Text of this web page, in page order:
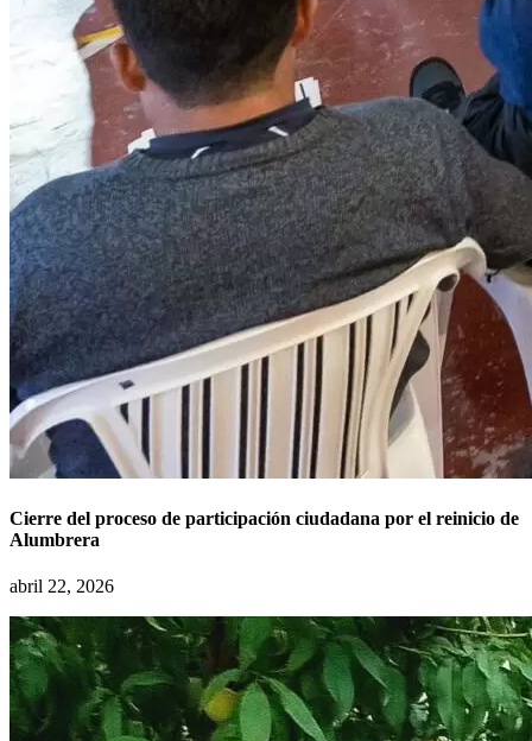
Cierre del proceso de participación ciudadana por el reinicio de
Alumbrera
abril 22, 2026